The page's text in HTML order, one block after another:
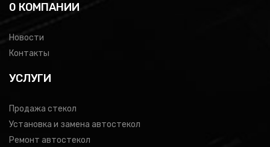
0 КОМПАНИИ
Новости
Контакты
УСЛУГИ
Продажа стекол
Установка и замена автостекол
Ремонт автостекол